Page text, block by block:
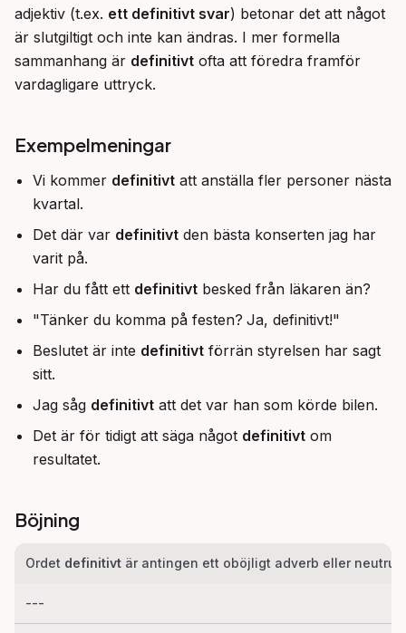
adjektiv (t.ex. ett definitivt svar) betonar det att något
är slutgiltigt och inte kan ändras. I mer formella
sammanhang är definitivt ofta att föredra framför
vardagligare uttryck.
Exempelmeningar
Vi kommer definitivt att anställa fler personer nästa
kvartal.
Det där var definitivt den bästa konserten jag har
varit på.
Har du fått ett definitivt besked från läkaren än?
"Tänker du komma på festen? Ja, definitivt!"
Beslutet är inte definitivt förrän styrelsen har sagt
sitt.
Jag såg definitivt att det var han som körde bilen.
Det är för tidigt att säga något definitivt om
resultatet.
Böjning
Ordet definitivt är antingen ett oböjligt adverb eller
---